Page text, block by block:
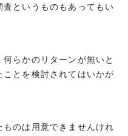
というものもあってもい
らかのリターンが無いと
ことを検討されてはいかが
のは用意できませんけれ